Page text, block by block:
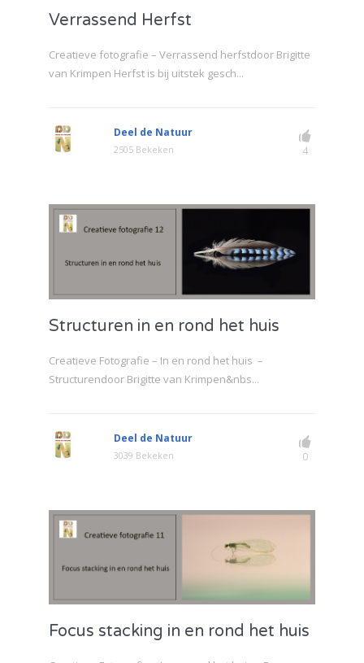
Verrassend Herfst
Creatieve fotografie – Verrassend herfstdoor Brigitte
van Krimpen Herfst is bij uitstek gesch...
Deel de Natuur
2505 Bekeken 4
Structuren in en rond het huis
Creatieve Fotografie – In en rond het huis –
Structurendoor Brigitte van Krimpen&nbs...
Deel de Natuur
3039 Bekeken 0
Focus stacking in en rond het huis